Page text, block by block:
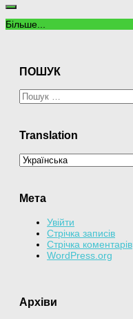
Більше...
ПОШУК
Пошук:
Translation
Мета
Увійти
Стрічка записів
Стрічка коментарів
WordPress.org
Архіви